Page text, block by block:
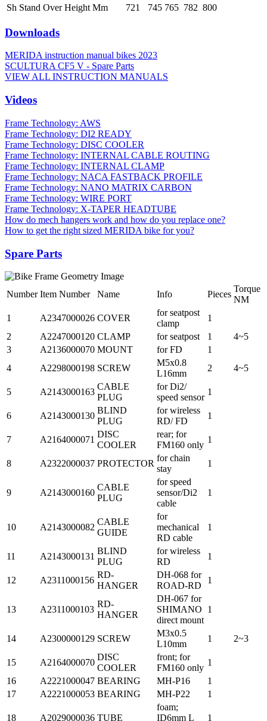
Sh Stand Over Height Mm
721 745 765 782 800
Downloads
MERIDA instruction manual bikes 2023
SCULTURA CF5 V - Spare Parts
VIEW ALL INSTRUCTION MANUALS
Videos
Frame Technology: AWS
Frame Technology: DI2 READY
Frame Technology: DISC COOLER
Frame Technology: INTERNAL CABLE ROUTING
Frame Technology: INTERNAL CLAMP
Frame Technology: NACA FASTBACK PROFILE
Frame Technology: NANO MATRIX CARBON
Frame Technology: WIRE PORT
Frame Technology: X-TAPER HEADTUBE
How do mech hangers work and how do you replace one?
How to get the right sized MERIDA bike for you?
Spare Parts
Number Item Number Name Info Pieces
Torque
NM
1
A2347000026 COVER
for seatpost
clamp
1
2
A2247000120 CLAMP for seatpost 1
4~5
3
A2136000070 MOUNT for FD
1
4
A2298000198 SCREW
M5x0.8
L16mm
2 4~5
5 A2143000163
CABLE
PLUG
for Di2/
speed sensor
1
6 A2143000130
BLIND
PLUG
for wireless
RD/ FD
1
7 A2164000071
DISC
COOLER
rear; for
FM160 only
1
8 A2322000037 PROTECTOR
for chain
stay
1
9 A2143000160
CABLE
PLUG
for speed
sensor/Di2
cable
1
10 A2143000082
CABLE
GUIDE
for
mechanical
RD cable
1
11 A2143000131
BLIND
PLUG
for wireless
RD
1
12 A2311000156
RD-
HANGER
DH-068 for
ROAD-RD
1
13 A2311000103
RD-
HANGER
DH-067 for
SHIMANO
direct mount
1
14 A2300000129 SCREW
M3x0.5
L10mm
1 2~3
15 A2164000070
DISC
COOLER
front; for
FM160 only
1
16
A2221000047 BEARING MH-P16
1
17
A2221000053 BEARING MH-P22 1
18 A2029000036 TUBE
foam;
ID6mm L
1